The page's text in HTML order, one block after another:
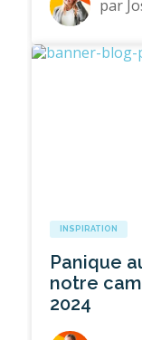
par
INSPIRATION
Panique
notre
2024